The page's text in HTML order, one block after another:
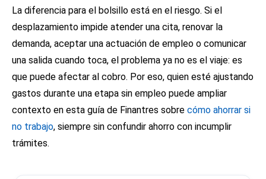
La diferencia para el bolsillo está en el riesgo. Si el
desplazamiento impide atender una cita, renovar la
demanda, aceptar una actuación de empleo o comunicar
una salida cuando toca, el problema ya no es el viaje: es
que puede afectar al cobro. Por eso, quien esté ajustando
gastos durante una etapa sin empleo puede ampliar
contexto en esta guía de Finantres sobre cómo ahorrar si
no trabajo, siempre sin confundir ahorro con incumplir
trámites.